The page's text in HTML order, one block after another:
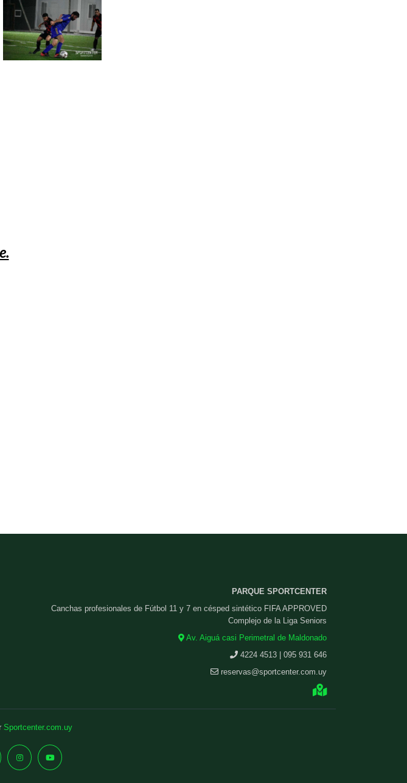
PARQUE SPORTCENTER
Canchas profesionales de Fútbol 11 y 7 en césped sintético FIFA APPROVED
Complejo de la Liga Seniors
Av. Aiguá casi Perimetral de Maldonado
4224 4513 | 095 931 646
reservas@sportcenter.com.uy
Sportcenter.com.uy